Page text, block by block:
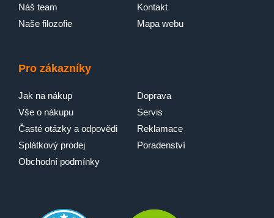
Náš team
Naše filozofie
Kontakt
Mapa webu
Pro zákazníky
Jak na nákup
Vše o nákupu
Časté otázky a odpovědi
Splátkový prodej
Obchodní podmínky
Doprava
Servis
Reklamace
Poradenství